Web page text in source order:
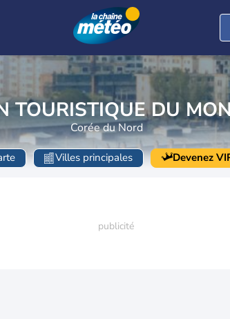
TOURISTIQUE DU
Corée du Nord
Villes principales Devenez